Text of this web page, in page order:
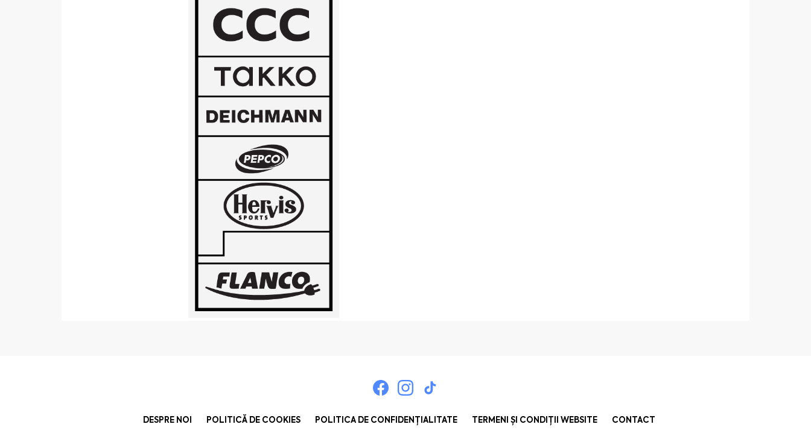
DESPRE NOI POLITICĂ DE COOKIES POLITICA DE CONFIDENȚIALITATE TERMENI ȘI CONDIȚII WEBSITE CONTACT